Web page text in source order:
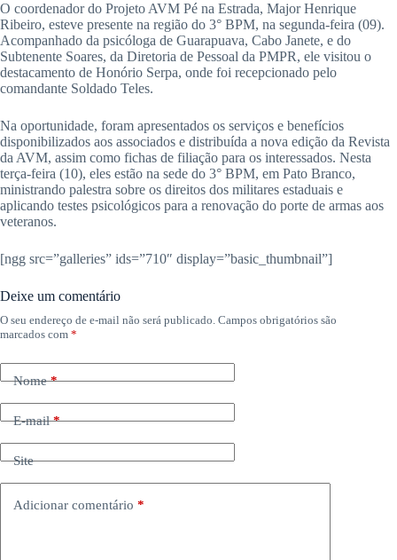
O coordenador do Projeto AVM Pé na Estrada, Major Henrique
Ribeiro, esteve presente na região do 3° BPM, na segunda-feira (09).
Acompanhado da psicóloga de Guarapuava, Cabo Janete, e do
Subtenente Soares, da Diretoria de Pessoal da PMPR, ele visitou o
destacamento de Honório Serpa, onde foi recepcionado pelo
comandante Soldado Teles.
Na oportunidade, foram apresentados os serviços e benefícios
disponibilizados aos associados e distribuída a nova edição da Revista
da AVM, assim como fichas de filiação para os interessados. Nesta
terça-feira (10), eles estão na sede do 3° BPM, em Pato Branco,
ministrando palestra sobre os direitos dos militares estaduais e
aplicando testes psicológicos para a renovação do porte de armas aos
veteranos.
[ngg src=”galleries” ids=”710″ display=”basic_thumbnail”]
Deixe um comentário
O seu endereço de e-mail não será publicado. Campos obrigatórios são
marcados com *
Nome*
E-mail*
Site
Adicionar comentário *